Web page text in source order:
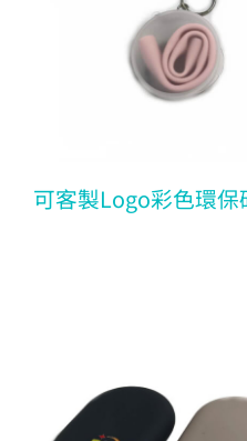
可客製Logo彩色環